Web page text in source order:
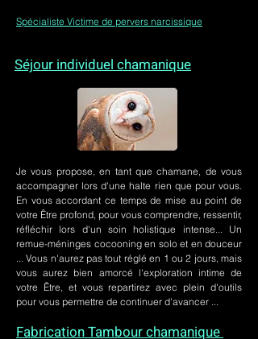
Spécialiste Victime de pervers narcissique
Séjour individuel chamanique
Je vous propose, en tant que chamane, de vous
accompagner lors d'une halte rien que pour vous.
En vous accordant ce temps de mise au point de
votre Être profond, pour vous comprendre, ressentir,
réfléchir lors d'un soin holistique intense... Un
remue-méninges cocooning en solo et en douceur
... Vous n'aurez pas tout réglé en 1 ou 2 jours, mais
vous aurez bien amorcé l'exploration intime de
votre Être, et vous repartirez avec plein d'outils
pour vous permettre de continuer d'avancer ...
Fabrication Tambour chamanique